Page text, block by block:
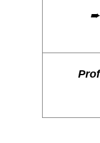
➨